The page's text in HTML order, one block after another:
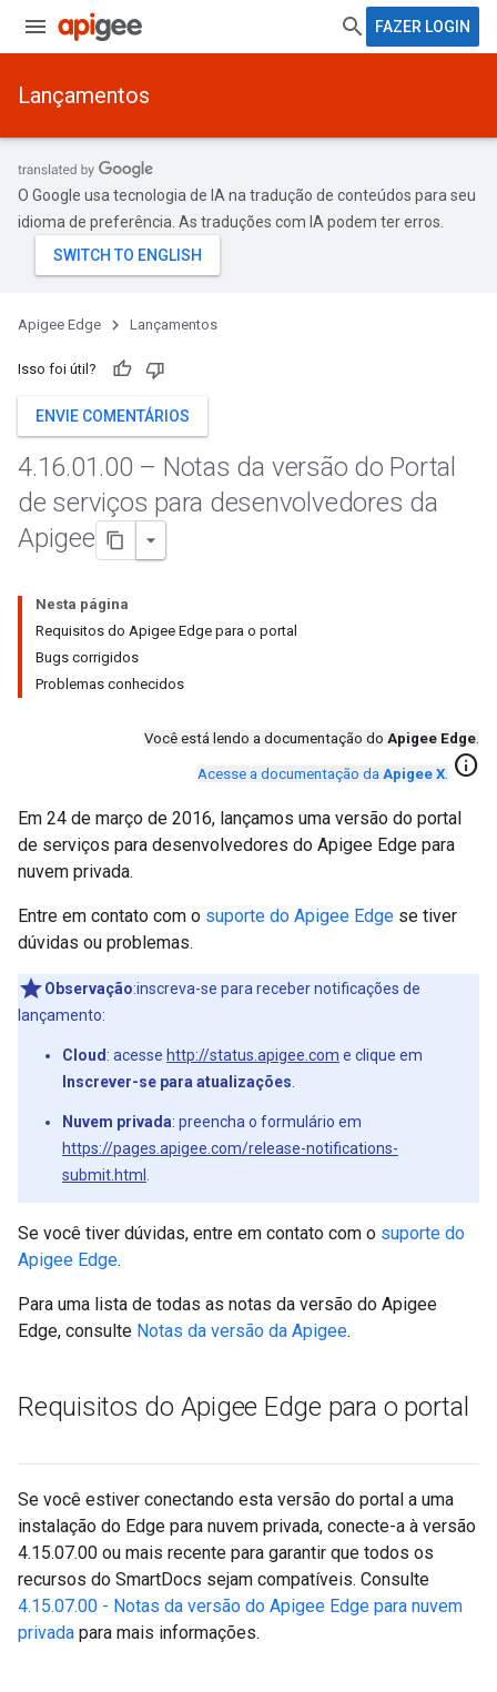
FAZER LOGIN
Lançamentos
O Google usa tecnologia de IA na tradução de conteúdos para seu
idioma de preferência. As traduções com IA podem ter erros.
Apigee Edge Lançamentos
Isso foi útil?
ENVIE COMENTÁRIOS
4.16.01.00 – Notas da versão do Portal
de serviços para desenvolvedores da
Apigee
Nesta página
Requisitos do Apigee Edge para o portal
Bugs corrigidos
Problemas conhecidos
Você está lendo a documentação do Apigee Edge.
Acesse a documentação da Apigee X. info
Em 24 de março de 2016, lançamos uma versão do portal
de serviços para desenvolvedores do Apigee Edge para
nuvem privada.
Entre em contato com o suporte do Apigee Edge se tiver
dúvidas ou problemas.
Observação:inscreva-se para receber notificações de
lançamento:
Cloud : acesse http://status.apigee.com e clique em
Inscrever-se para atualizações
Nuvem privada: preencha o formulário em
https://pages.apigee.com/release-notifications-
submit.html
Se você tiver dúvidas, entre em contato com o suporte do
Apigee Edge.
Para uma lista de todas as notas da versão do Apigee
Edge, consulte Notas da versão da Apigee.
Requisitos do Apigee Edge para o portal
Se você estiver conectando esta versão do portal a uma
instalação do Edge para nuvem privada, conecte-a à versão
4.15.07.00 ou mais recente para garantir que todos os
recursos do SmartDocs sejam compatíveis. Consulte
4.15.07.00 - Notas da versão do Apigee Edge para nuvem
privada para mais informações.